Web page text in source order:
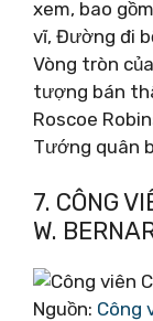
xem, bao
vĩ, Đường đi
Vòng tròn
tượng bán
Roscoe
Tướng quân
7. CÔNG
W.
Nguồn: Công